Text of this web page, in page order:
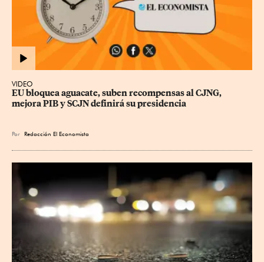
VIDEO
EU bloquea aguacate, suben recompensas al CJNG,
mejora PIB y SCJN definirá su presidencia
Por Redacción El Economista